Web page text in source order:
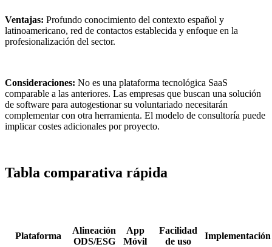
Ventajas: Profundo conocimiento del contexto español y
latinoamericano, red de contactos establecida y enfoque en la
profesionalización del sector.
Consideraciones: No es una plataforma tecnológica SaaS
comparable a las anteriores. Las empresas que buscan una solución
de software para autogestionar su voluntariado necesitarán
complementar con otra herramienta. El modelo de consultoría puede
implicar costes adicionales por proyecto.
Tabla comparativa rápida
Plataforma
Alineación
ODS/ESG
App
Móvil
Facilidad
de uso
Implementación